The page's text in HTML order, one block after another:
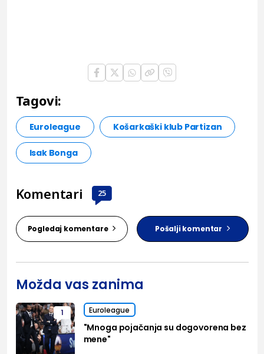
Tagovi:
Euroleague Košarkaški klub Partizan
Isak Bonga
Komentari 25
Pogledaj komentare Pošalji komentar
Možda vas zanima
1 Euroleague
"Mnoga pojačanja su dogovorena bez
mene"